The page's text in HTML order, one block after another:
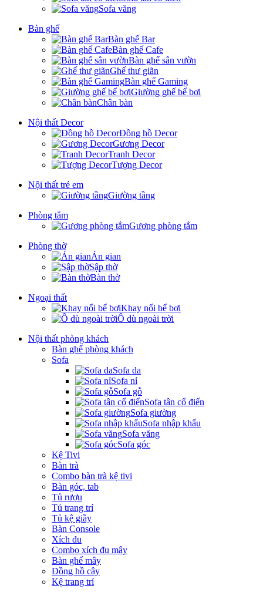
Sofa văng
Bàn ghế
Bàn ghế Bar
Bàn ghế Cafe
Bàn ghế sân vườn
Ghế thư giãn
Bàn ghế Gaming
Giường ghế bể bơi
Chân bàn
Nội thất Decor
Đồng hồ Decor
Gương Decor
Tranh Decor
Tượng Decor
Nội thất trẻ em
Giường tầng
Phòng tắm
Gương phòng tắm
Phòng thờ
Án gian
Sập thờ
Bàn thờ
Ngoại thất
Khay nổi bể bơi
Ô dù ngoài trời
Nội thất phòng khách
Bàn ghế phòng khách
Sofa
Sofa da
Sofa nỉ
Sofa gỗ
Sofa tân cổ điển
Sofa giường
Sofa nhập khẩu
Sofa văng
Sofa góc
Kệ Tivi
Bàn trà
Combo bàn trà kệ tivi
Bàn góc, tab
Tủ rượu
Tủ trang trí
Tủ kệ giầy
Bàn Console
Xích đu
Combo xích đu mây
Bàn ghế mây
Đồng hồ cây
Kệ trang trí